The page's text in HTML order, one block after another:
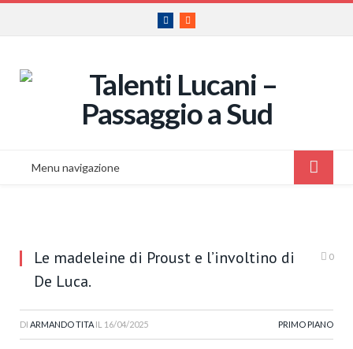
Facebook
RSS
Menu navigazione
Le madeleine di Proust e l’involtino di
De Luca.
0
DI ARMANDO TITA IL 16/04/2025 PRIMO PIANO